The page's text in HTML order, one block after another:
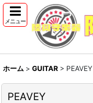
メニュー
ホーム > GUITAR > PEAVEY
PEAVEY